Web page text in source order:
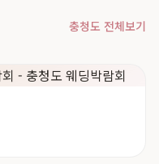
충청도 전체보기